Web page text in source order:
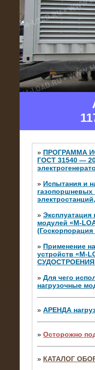
» ПРОГРАММА
ГОСТ 31540 —
» Испытания и
» Эксплуатация
модулей «M-
» Применение
устройств «M-
» Для чего
нагрузочные
» АРЕНДА
» Осторожно
» КАТАЛОГ